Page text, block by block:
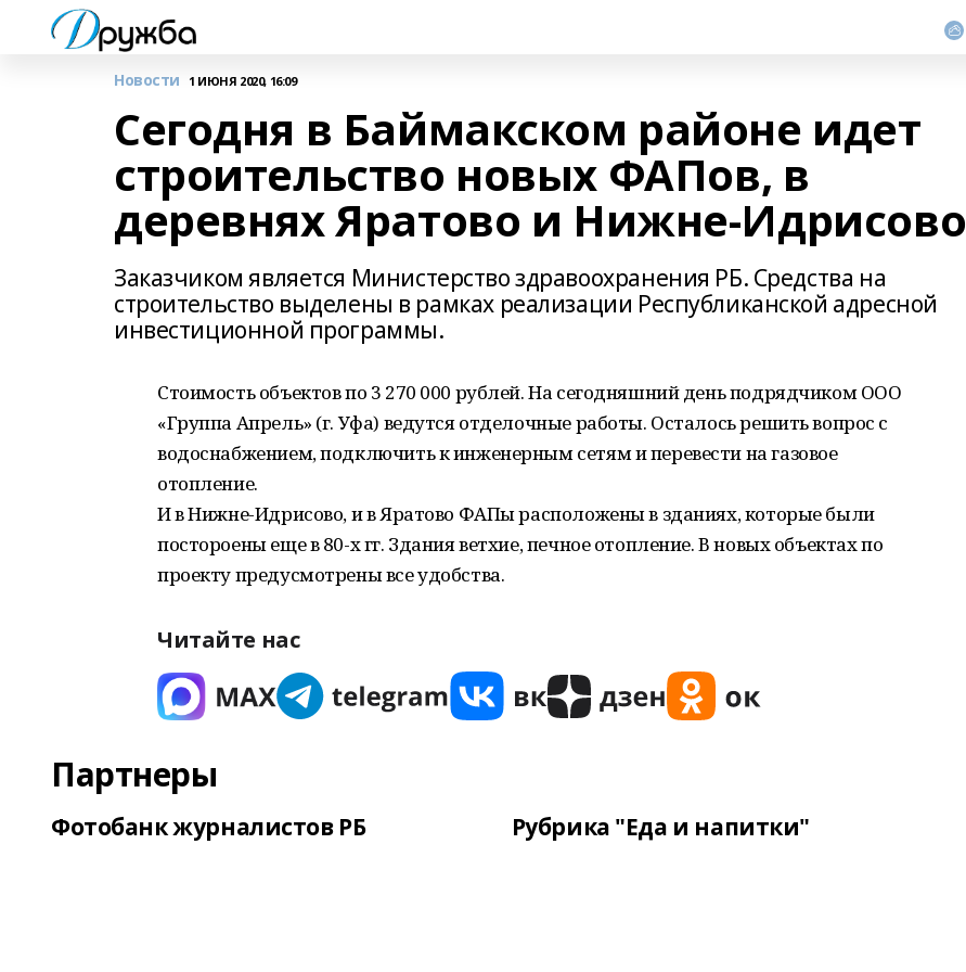
Новости 1 ИЮНЯ 2020, 16:09
Сегодня в Баймакском районе идет
строительство новых ФАПов, в
деревнях Яратово и Нижне-Идрисово
Заказчиком является Министерство здравоохранения РБ. Средства на
строительство выделены в рамках реализации Республиканской адресной
инвестиционной программы.
Стоимость объектов по 3 270 000 рублей. На сегодняшний день подрядчиком ООО
«Группа Апрель» (г. Уфа) ведутся отделочные работы. Осталось решить вопрос с
водоснабжением, подключить к инженерным сетям и перевести на газовое
отопление.
И в Нижне-Идрисово, и в Яратово ФАПы расположены в зданиях, которые были
постороены еще в 80-х гг. Здания ветхие, печное отопление. В новых объектах по
проекту предусмотрены все удобства.
Читайте нас
Партнеры
Фотобанк журналистов РБ Рубрика "Еда и напитки"